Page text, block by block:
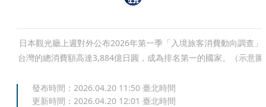
日本觀光廳上週對外公布2026年第一季「入境旅客消費動向調查」
台灣的總消費額高達3,884億日圓，成為排名第一的國家。（示意圖
發布時間： 2026.04.20 11:50 臺北時間
更新時間： 2026.04.20 12:01 臺北時間